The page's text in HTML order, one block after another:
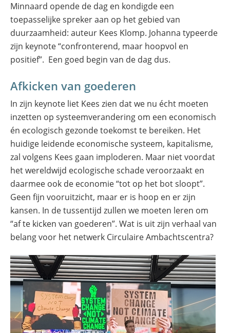
Minnaard opende de dag en kondigde een
toepasselijke spreker aan op het gebied van
duurzaamheid: auteur Kees Klomp. Johanna typeerde
zijn keynote “confronterend, maar hoopvol en
positief”. Een goed begin van de dag dus.
Afkicken van goederen
In zijn keynote liet Kees zien dat we nu écht moeten
inzetten op systeemverandering om een economisch
én ecologisch gezonde toekomst te bereiken. Het
huidige leidende economische systeem, kapitalisme,
zal volgens Kees gaan imploderen. Maar niet voordat
het wereldwijd ecologische schade veroorzaakt en
daarmee ook de economie “tot op het bot sloopt”.
Geen fijn vooruitzicht, maar er is hoop en er zijn
kansen. In de tussentijd zullen we moeten leren om
“af te kicken van goederen”. Wat is uit zijn verhaal van
belang voor het netwerk Circulaire Ambachtscentra?